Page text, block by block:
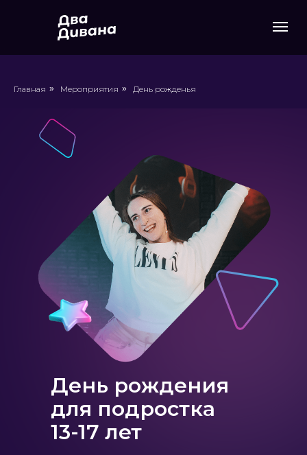
Главная » Мероприятия » День рожденья
День рождения
для подростка
13-17 лет